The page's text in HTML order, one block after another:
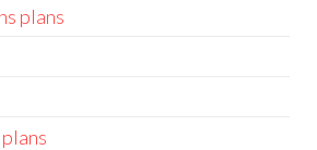
plans